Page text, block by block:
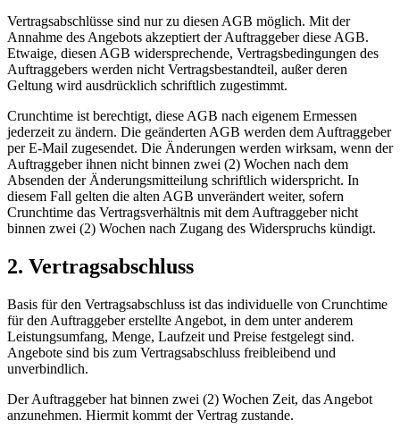
Vertragsabschlüsse sind nur zu diesen AGB möglich. Mit der
Annahme des Angebots akzeptiert der Auftraggeber diese AGB.
Etwaige, diesen AGB widersprechende, Vertragsbedingungen des
Auftraggebers werden nicht Vertragsbestandteil, außer deren
Geltung wird ausdrücklich schriftlich zugestimmt.
Crunchtime ist berechtigt, diese AGB nach eigenem Ermessen
jederzeit zu ändern. Die geänderten AGB werden dem Auftraggeber
per E-Mail zugesendet. Die Änderungen werden wirksam, wenn der
Auftraggeber ihnen nicht binnen zwei (2) Wochen nach dem
Absenden der Änderungsmitteilung schriftlich widerspricht. In
diesem Fall gelten die alten AGB unverändert weiter, sofern
Crunchtime das Vertragsverhältnis mit dem Auftraggeber nicht
binnen zwei (2) Wochen nach Zugang des Widerspruchs kündigt.
2. Vertragsabschluss
Basis für den Vertragsabschluss ist das individuelle von Crunchtime
für den Auftraggeber erstellte Angebot, in dem unter anderem
Leistungsumfang, Menge, Laufzeit und Preise festgelegt sind.
Angebote sind bis zum Vertragsabschluss freibleibend und
unverbindlich.
Der Auftraggeber hat binnen zwei (2) Wochen Zeit, das Angebot
anzunehmen. Hiermit kommt der Vertrag zustande.